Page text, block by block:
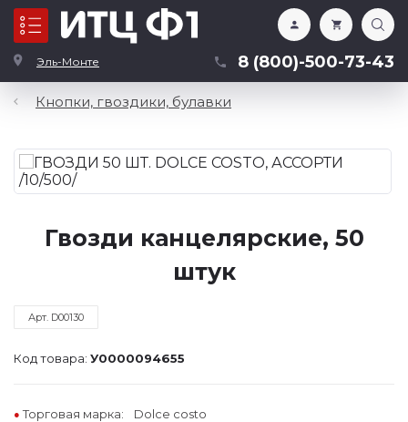
Эль-Монте 8 (800)-500-73-43
Каталог
Кнопки, гвоздики, булавки
Гвозди канцелярские, 50
штук
Арт. D00130
Код товара: У0000094655
Торговая марка: Dolce costo